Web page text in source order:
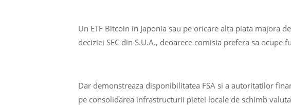
Un ETF Bitcoin in Japonia sau pe oricare alta piata majora
deciziei SEC din S.U.A., deoarece comisia prefera sa
Dar demonstreaza disponibilitatea FSA si a autoritatilor
pe consolidarea infrastructurii pietei locale de schimb